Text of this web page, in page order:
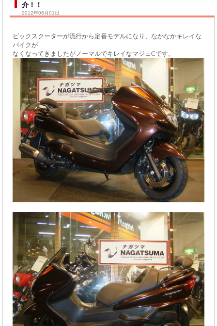
介！！
2012年06月01日
ビックスクーターが流行から定番モデルになり、なかなかキレイな
バイクが
なくなってきましたがノーマルでキレイなマジェCです。